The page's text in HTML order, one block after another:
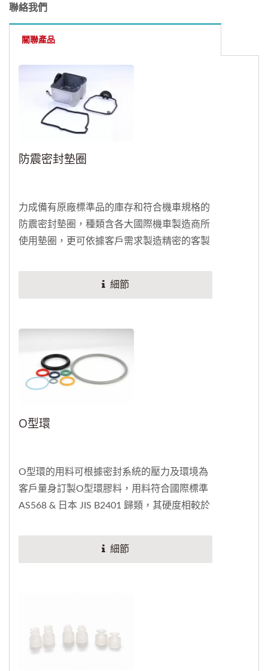
聯絡我們
關聯產品
防震密封墊圈
力成備有原廠標準品的庫存和符合機車規格的
防震密封墊圈，種類含各大國際機車製造商所
使用墊圈，更可依據客戶需求製造精密的客製
細節
O型環
O型環的用料可根據密封系統的壓力及環境為
客戶量身訂製O型環膠料，用料符合國際標準
AS568 & 日本 JIS B2401 歸類，其硬度相較於
製需要提供圖稿，及告知線徑和內徑等，來為
封用途，像是汽車零件、機車零件或及其他工
業橡膠製品。包括車輛都必須使用O型環組裝
細節